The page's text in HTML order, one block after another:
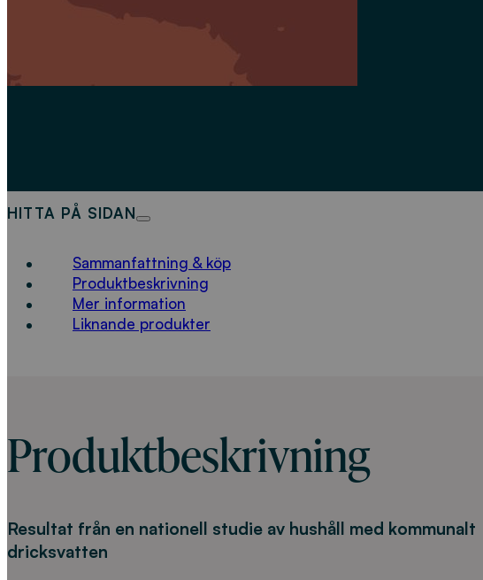
HITTA PÅ SIDAN
Sammanfattning & köp
Produktbeskrivning
Mer information
Liknande produkter
Produktbeskrivning
Resultat från en nationell studie av hushåll med kommunalt
dricksvatten